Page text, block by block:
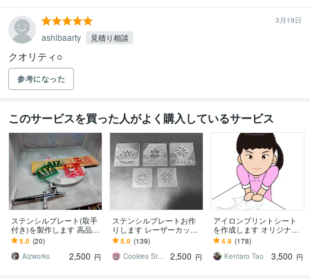
3月19日
ashibaarty 見積り相談
クオリティ○
参考になった
このサービスを買った人がよく購入しているサービス
ステンシルプレート(取手
付き)を製作します 高品質
な1mm厚アクリル板キャ
スト材を使用、ラテアー
トにも！
5.0 (20)
Aizworks
2,500 円
ステンシルプレートお作
りします レーザーカッタ
ーで細かい模様のステン
シルプレート作れます♪
5.0 (139)
Cookies Stamp
2,500 円
アイロンプリントシート
を作成します オリジナル
Tシャツやゼッケンの作成
を、お手伝いします!!
4.9 (178)
Kentaro Tao
3,500 円